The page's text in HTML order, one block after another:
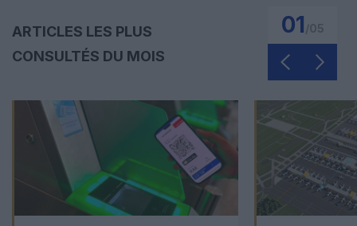
ARTICLES LES PLUS
CONSULTÉS DU MOIS
01